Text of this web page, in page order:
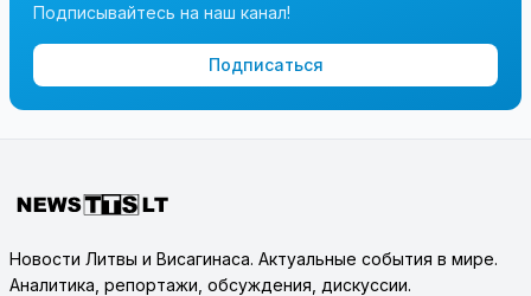
Подписывайтесь на наш канал!
Подписаться
Новости Литвы и Висагинаса. Актуальные события в мире.
Аналитика, репортажи, обсуждения, дискуссии.